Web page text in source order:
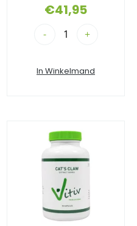
€41,95
- +
In Winkelmand